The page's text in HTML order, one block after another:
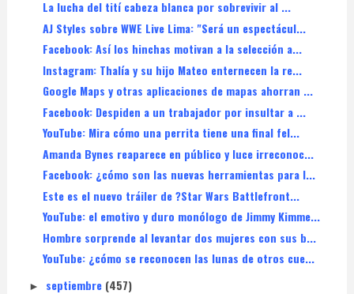
La lucha del tití cabeza blanca por sobrevivir al ...
AJ Styles sobre WWE Live Lima: "Será un espectácul...
Facebook: Así los hinchas motivan a la selección a...
Instagram: Thalía y su hijo Mateo enternecen la re...
Google Maps y otras aplicaciones de mapas ahorran ...
Facebook: Despiden a un trabajador por insultar a ...
YouTube: Mira cómo una perrita tiene una final fel...
Amanda Bynes reaparece en público y luce irreconoc...
Facebook: ¿cómo son las nuevas herramientas para l...
Este es el nuevo tráiler de ?Star Wars Battlefront...
YouTube: el emotivo y duro monólogo de Jimmy Kimme...
Hombre sorprende al levantar dos mujeres con sus b...
YouTube: ¿cómo se reconocen las lunas de otros cue...
► septiembre (457)